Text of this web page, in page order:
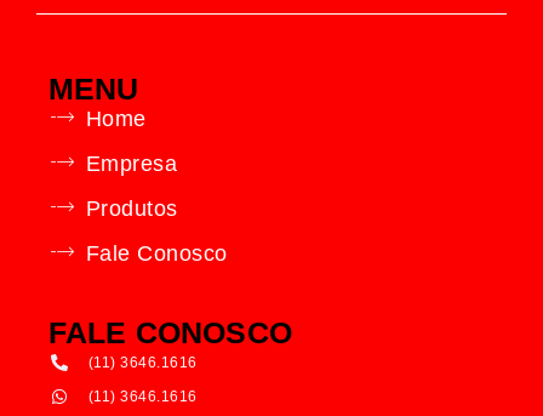
MENU
Home
Empresa
Produtos
Fale Conosco
FALE CONOSCO
(11) 3646.1616
(11) 3646.1616